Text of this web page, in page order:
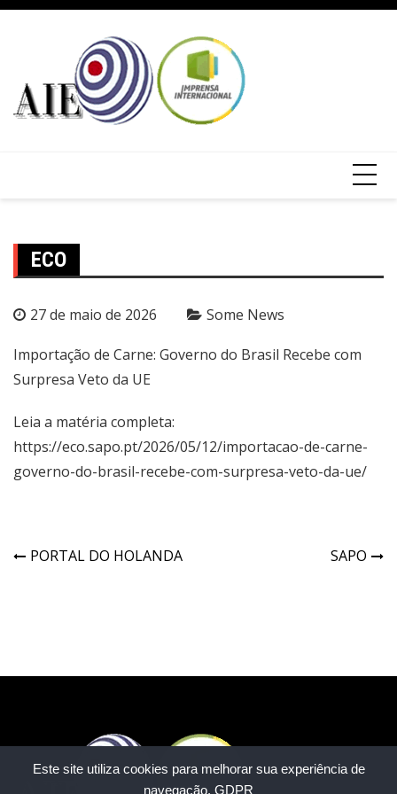
Este site utiliza cookies para melhorar sua experiência de
navegação. GDPR
ECO
27 de maio de 2026 Some News
Importação de Carne: Governo do Brasil Recebe com
Surpresa Veto da UE
Leia a matéria completa:
https://eco.sapo.pt/2026/05/12/importacao-de-carne-
governo-do-brasil-recebe-com-surpresa-veto-da-ue/
PORTAL DO HOLANDA SAPO